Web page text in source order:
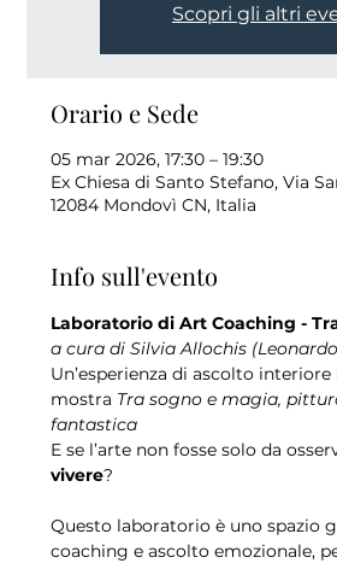
Scopri gli altri
Orario e Sede
05 mar 2026, 17:30 – 19:30
Ex Chiesa di Santo Stefano, Via
12084 Mondovì CN, Italia
Info sull'evento
Laboratorio di Art Coaching -
a cura di Silvia Allochis
Un’esperienza di ascolto
mostra Tra sogno e magia,
fantastica
E se l’arte non fosse solo da
vivere?
Questo laboratorio è uno spazio
coaching e ascolto emozionale,